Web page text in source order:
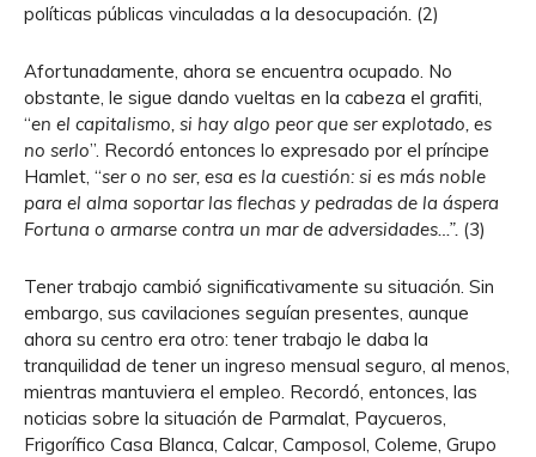
políticas públicas vinculadas a la desocupación. (2)
Afortunadamente, ahora se encuentra ocupado. No
obstante, le sigue dando vueltas en la cabeza el grafiti,
“en el capitalismo, si hay algo peor que ser explotado, es
no serlo”. Recordó entonces lo expresado por el príncipe
Hamlet, “ser o no ser, esa es la cuestión: si es más noble
para el alma soportar las flechas y pedradas de la áspera
Fortuna o armarse contra un mar de adversidades…”. (3)
Tener trabajo cambió significativamente su situación. Sin
embargo, sus cavilaciones seguían presentes, aunque
ahora su centro era otro: tener trabajo le daba la
tranquilidad de tener un ingreso mensual seguro, al menos,
mientras mantuviera el empleo. Recordó, entonces, las
noticias sobre la situación de Parmalat, Paycueros,
Frigorífico Casa Blanca, Calcar, Camposol, Coleme, Grupo